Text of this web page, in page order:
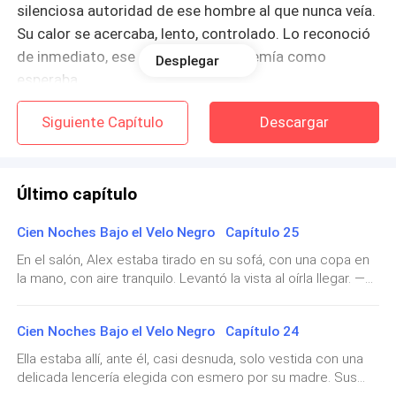
silenciosa autoridad de ese hombre al que nunca veía.
Su calor se acercaba, lento, controlado. Lo reconoció
de inmediato, ese calor que tanto temía como
esperaba.
Él nunca le preguntaba si estaba lista. No era
necesario. El contrato era claro. Ella conocía cada una
con una precisión perturbadora, y por donde tocaban,
dejaban escalofríos que se propagaban bajo su piel,
como una onda nerviosa imposible de controlar.
estudiada, explorando cada curva. Ella no veía nada,
pero lo sentía todo. El roce sutil del pantalón contra
su muslo desnudo. La textura seca de sus dedos,
Desplegar
Siguiente Capítulo Descargar
Último capítulo
Cien Noches Bajo el Velo Negro Capítulo 25
En el salón, Alex estaba tirado en su sofá, con una copa en
la mano, con aire tranquilo. Levantó la vista al oírla llegar. —
adelantó, con la mandíbula apretada, y se dirigió
directamente al sótano. Unos segundos después, salió de
allí con una botella de alcohol, que apretaba como si fuera
lo único capaz de mantenerla en pie. Alex se enderezó,
Cien Noches Bajo el Velo Negro Capítulo 24
Ella estaba allí, ante él, casi desnuda, solo vestida con una
delicada lencería elegida con esmero por su madre. Sus